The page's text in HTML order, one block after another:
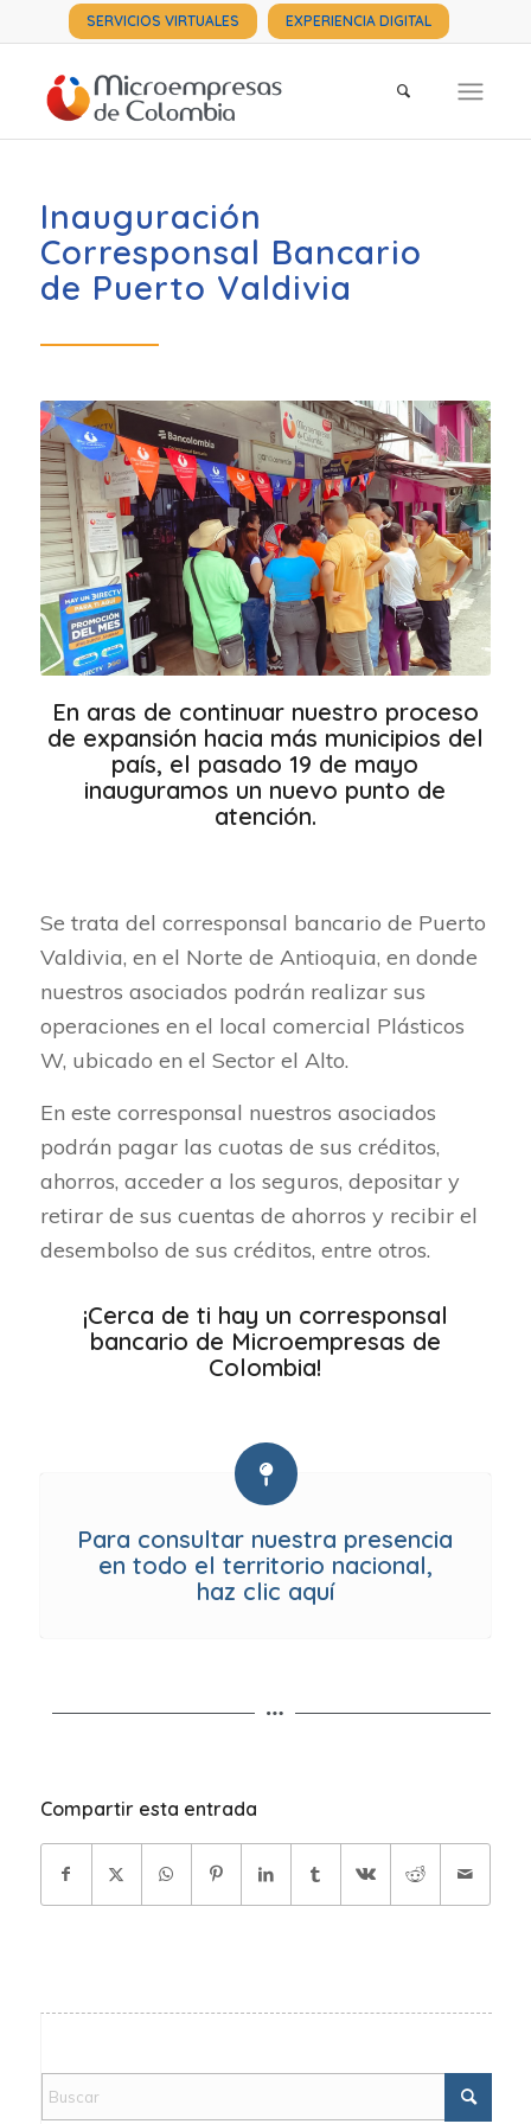
SERVICIOS VIRTUALES EXPERIENCIA DIGITAL
Inauguración
Corresponsal Bancario
de Puerto Valdivia
En aras de continuar nuestro proceso
de expansión hacia más municipios del
país, el pasado 19 de mayo
inauguramos un nuevo punto de
atención.
Se trata del corresponsal bancario de Puerto
Valdivia, en el Norte de Antioquia, en donde
nuestros asociados podrán realizar sus
operaciones en el local comercial Plásticos
W, ubicado en el Sector el Alto.
En este corresponsal nuestros asociados
podrán pagar las cuotas de sus créditos,
ahorros, acceder a los seguros, depositar y
retirar de sus cuentas de ahorros y recibir el
desembolso de sus créditos, entre otros.
¡Cerca de ti hay un corresponsal
bancario de Microempresas de
Colombia!
Para consultar nuestra presencia
en todo el territorio nacional,
haz clic aquí
Compartir esta entrada